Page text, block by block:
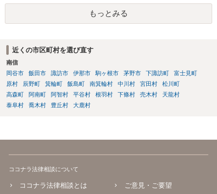
し、新築直後で生活に重大な支障が生じる場合などは、交渉上、解決
金として一定額が上乗せされることはあり得るでしょう。まずは実費
の補償を明確に求めることが重要です。
もっとみる
近くの市区町村を選び直す
南信
岡谷市
飯田市 諏訪市 伊那市 駒ヶ根市 茅野市 下諏訪町
富士見町
原村
辰野町 箕輪町 飯島町 南箕輪村 中川村 宮田村
松川町
高森町
阿南町 阿智村 平谷村 根羽村 下條村 売木村
天龍村
泰阜村
喬木村 豊丘村 大鹿村
ココナラ法律相談について
ココナラ法律相談とは
ご意見・ご要望